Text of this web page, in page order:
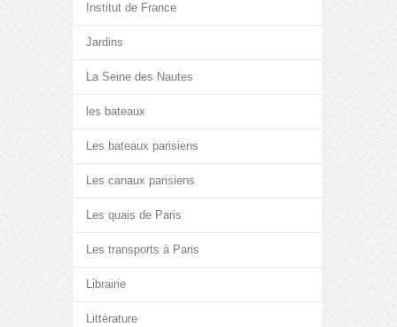
Institut de France
Jardins
La Seine des Nautes
les bateaux
Les bateaux parisiens
Les canaux parisiens
Les quais de Paris
Les transports à Paris
Librairie
Littérature